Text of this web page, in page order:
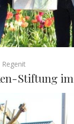
Regenit
Stiftung